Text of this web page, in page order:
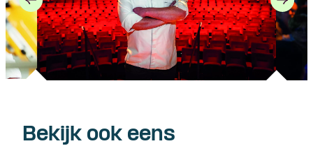
Bekijk ook eens